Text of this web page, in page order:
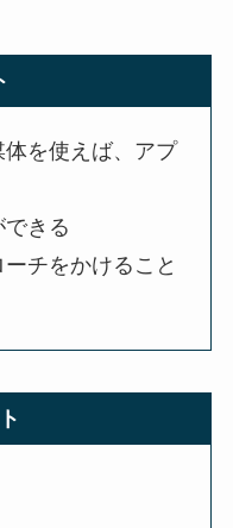
体を使えば、アプ
できる
チをかけること